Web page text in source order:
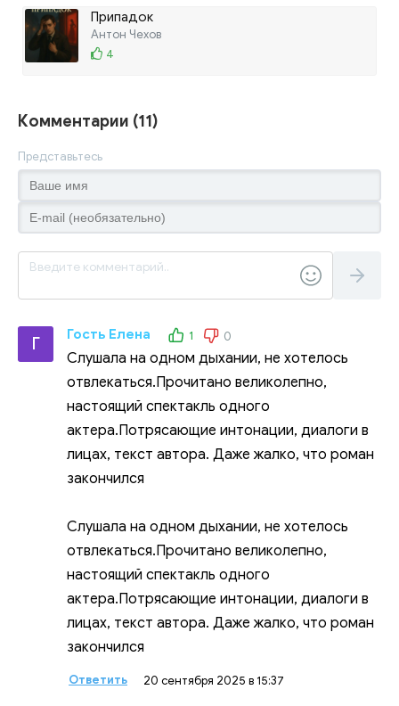
Припадок
Антон Чехов
4
Комментарии (11)
Представьтесь
Г Гость Елена 1 0
Слушала на одном дыхании, не хотелось
отвлекаться.Прочитано великолепно,
настоящий спектакль одного
актера.Потрясающие интонации, диалоги в
лицах, текст автора. Даже жалко, что роман
закончился
Слушала на одном дыхании, не хотелось
отвлекаться.Прочитано великолепно,
настоящий спектакль одного
актера.Потрясающие интонации, диалоги в
лицах, текст автора. Даже жалко, что роман
закончился
Ответить 20 сентября 2025 в 15:37